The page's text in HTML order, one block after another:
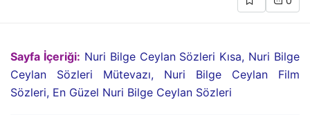
Sayfa İçeriği: Nuri Bilge Ceylan Sözleri Kısa, Nuri Bilge
Ceylan Sözleri Mütevazı, Nuri Bilge Ceylan Film
Sözleri, En Güzel Nuri Bilge Ceylan Sözleri